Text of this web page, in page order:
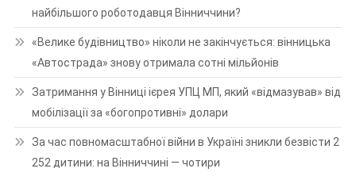
найбільшого роботодавця Вінниччини?
«Велике будівництво» ніколи не закінчується: вінницька
«Автострада» знову отримала сотні мільйонів
Затримання у Вінниці ієрея УПЦ МП, який «відмазував» від
мобілізації за «богопротивні» долари
За час повномасштабної війни в Україні зникли безвісти 2
252 дитини: на Вінниччині — чотири